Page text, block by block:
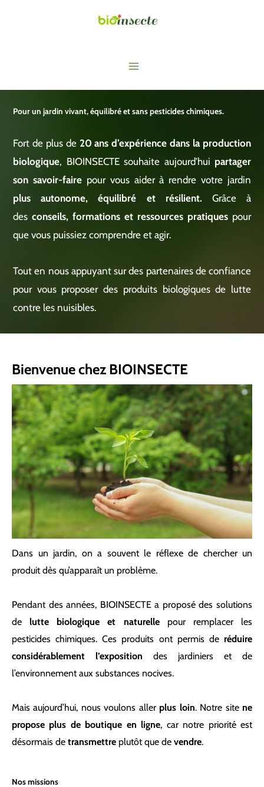
Menu
Pour un jardin vivant, équilibré et sans pesticides chimiques.
Fort de plus de 20 ans d’expérience dans la production
biologique, BIOINSECTE souhaite aujourd’hui partager
son savoir-fairepour vous aider à rendre votre jardin
plus autonome, équilibré et résilient. Grâce à
des conseils, formations et ressources pratiques pour
que vous puissiez comprendre et agir.
Tout en nous appuyant sur des partenaires de confiance
pour vous proposer des produits biologiques de lutte
contre les nuisibles.
Bienvenue chez BIOINSECTE
Dans un jardin, on a souvent le réflexe de chercher un
produit dès qu’apparaît un problème.
Pendant des années, BIOINSECTE a proposé des solutions
de lutte biologique et naturellepour remplacer les
pesticides chimiques. Ces produits ont permis de réduire
considérablement l’exposition des jardiniers et de
l’environnement aux substances nocives.
Mais aujourd’hui, nous voulons aller plus loin. Notre site ne
propose plus de boutique en ligne, car notre priorité est
désormais de transmettre plutôt que de vendre.
Nos missions